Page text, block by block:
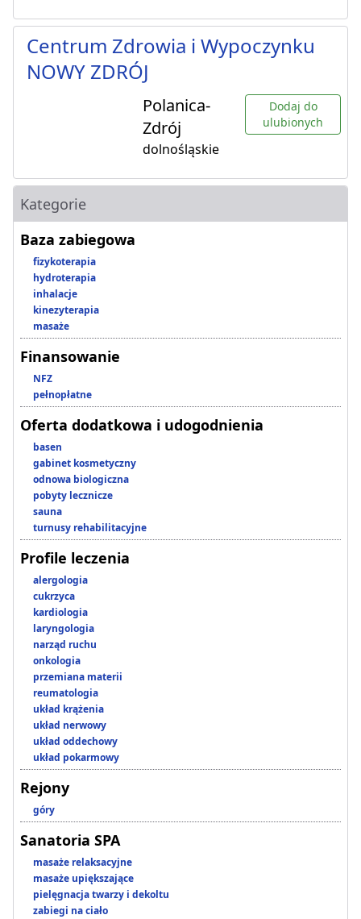
Centrum Zdrowia i Wypoczynku
NOWY ZDRÓJ
Polanica-
Zdrój
dolnośląskie
Dodaj do
ulubionych
Kategorie
Baza zabiegowa
fizykoterapia
hydroterapia
inhalacje
kinezyterapia
masaże
Finansowanie
NFZ
pełnopłatne
Oferta dodatkowa i udogodnienia
basen
gabinet kosmetyczny
odnowa biologiczna
pobyty lecznicze
sauna
turnusy rehabilitacyjne
Profile leczenia
alergologia
cukrzyca
kardiologia
laryngologia
narząd ruchu
onkologia
przemiana materii
reumatologia
układ krążenia
układ nerwowy
układ oddechowy
układ pokarmowy
Rejony
góry
Sanatoria SPA
masaże relaksacyjne
masaże upiększające
pielęgnacja twarzy i dekoltu
zabiegi na ciało